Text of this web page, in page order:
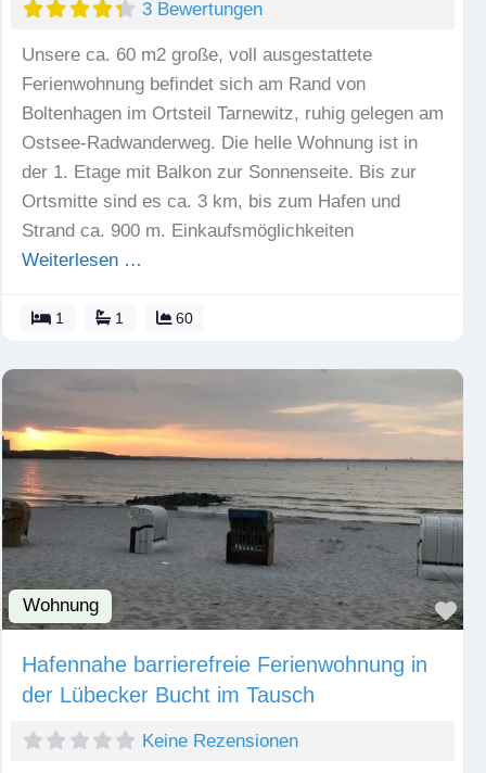
3 Bewertungen
Unsere ca. 60 m2 große, voll ausgestattete
Ferienwohnung befindet sich am Rand von
Boltenhagen im Ortsteil Tarnewitz, ruhig gelegen am
Ostsee-Radwanderweg. Die helle Wohnung ist in
der 1. Etage mit Balkon zur Sonnenseite. Bis zur
Ortsmitte sind es ca. 3 km, bis zum Hafen und
Strand ca. 900 m. Einkaufsmöglichkeiten
Weiterlesen …
1 1 60
Wohnung
Hafennahe barrierefreie Ferienwohnung in
der Lübecker Bucht im Tausch
Keine Rezensionen